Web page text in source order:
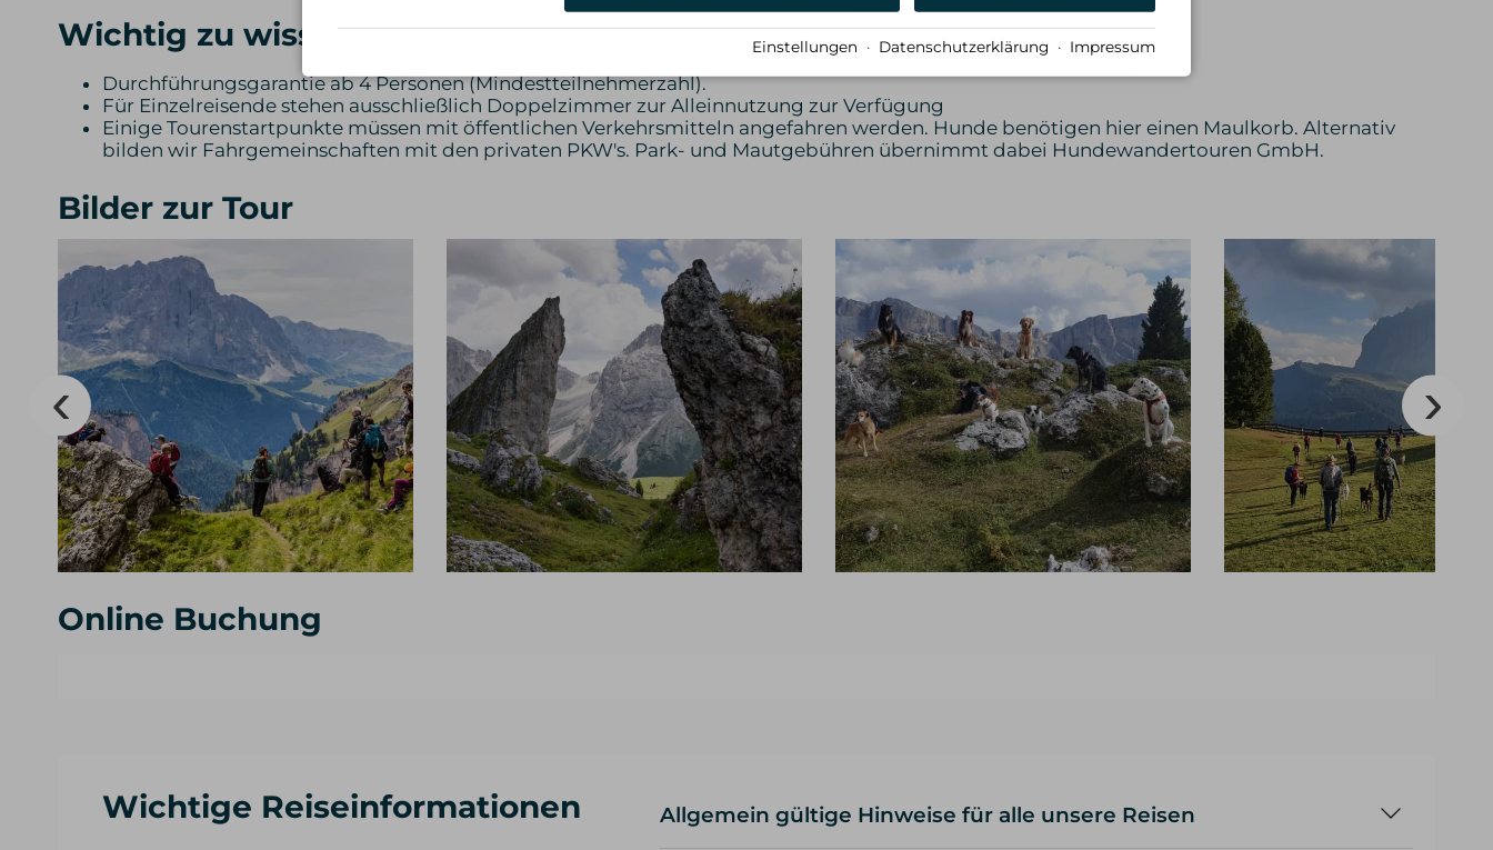
Wichtig zu wissen:
Durchführungsgarantie ab 4 Personen (Mindestteilnehmerzahl).
Für Einzelreisende stehen ausschließlich Doppelzimmer zur Alleinnutzung zur Verfügung
Einige Tourenstartpunkte müssen mit öffentlichen Verkehrsmitteln angefahren werden. Hunde benötigen hier einen Maulkorb. Alternativ
bilden wir Fahrgemeinschaften mit den privaten PKW's. Park- und Mautgebühren übernimmt dabei Hundewandertouren GmbH.
Bilder zur Tour
Online Buchung
Wichtige Reiseinformationen Allgemein gültige Hinweise für alle unsere Reisen
Einstellungen · Datenschutzerklärung · Impressum